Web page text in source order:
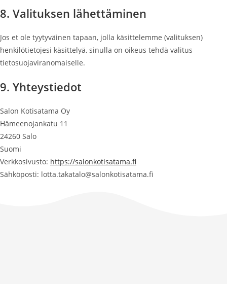
8. Valituksen lähettäminen
Jos et ole tyytyväinen tapaan, jolla käsittelemme (valituksen)
henkilötietojesi käsittelyä, sinulla on oikeus tehdä valitus
tietosuojaviranomaiselle.
9. Yhteystiedot
Salon Kotisatama Oy
Hämeenojankatu 11
24260 Salo
Suomi
Verkkosivusto: https://salonkotisatama.fi
Sähköposti: lotta.takatalo@salonkotisatama.fi